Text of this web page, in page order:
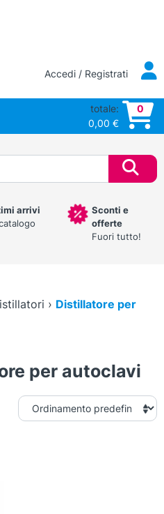
Accedi / Registrati
totale:
0,00 €
0
arrivi
Sconti e
offerte
Fuori tutto!
› Distillatore per
per autoclavi